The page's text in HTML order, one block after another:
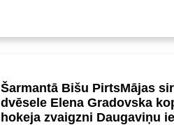
Šarmantā Bišu PirtsMājas
dvēsele Elena Gradovska
hokeja zvaigzni Daugaviņu